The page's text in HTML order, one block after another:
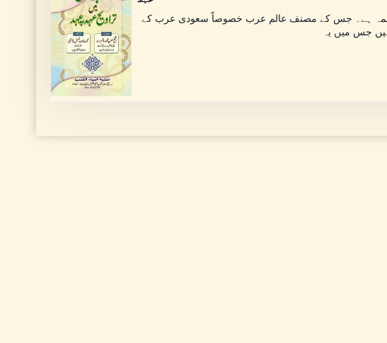
ترجمہ ہے۔ جس کے مصنف عالم عرب خصوصاً سعودی عرب کے
جس میں یہ